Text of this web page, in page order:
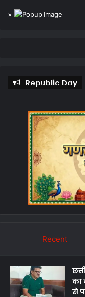
×
Republic Day
Recent
का
से